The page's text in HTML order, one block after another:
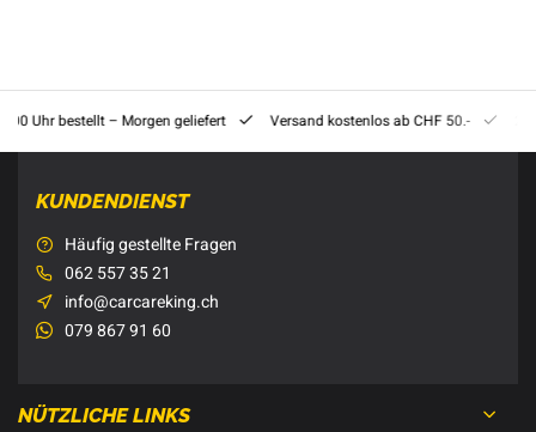
Uhr bestellt – Morgen geliefert Versand kostenlos ab CHF 50.-
KUNDENDIENST
Häufig gestellte Fragen
062 557 35 21
info@carcareking.ch
079 867 91 60
NÜTZLICHE LINKS